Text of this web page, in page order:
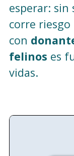
esperar: sin
corre
con
felinos es
vidas.